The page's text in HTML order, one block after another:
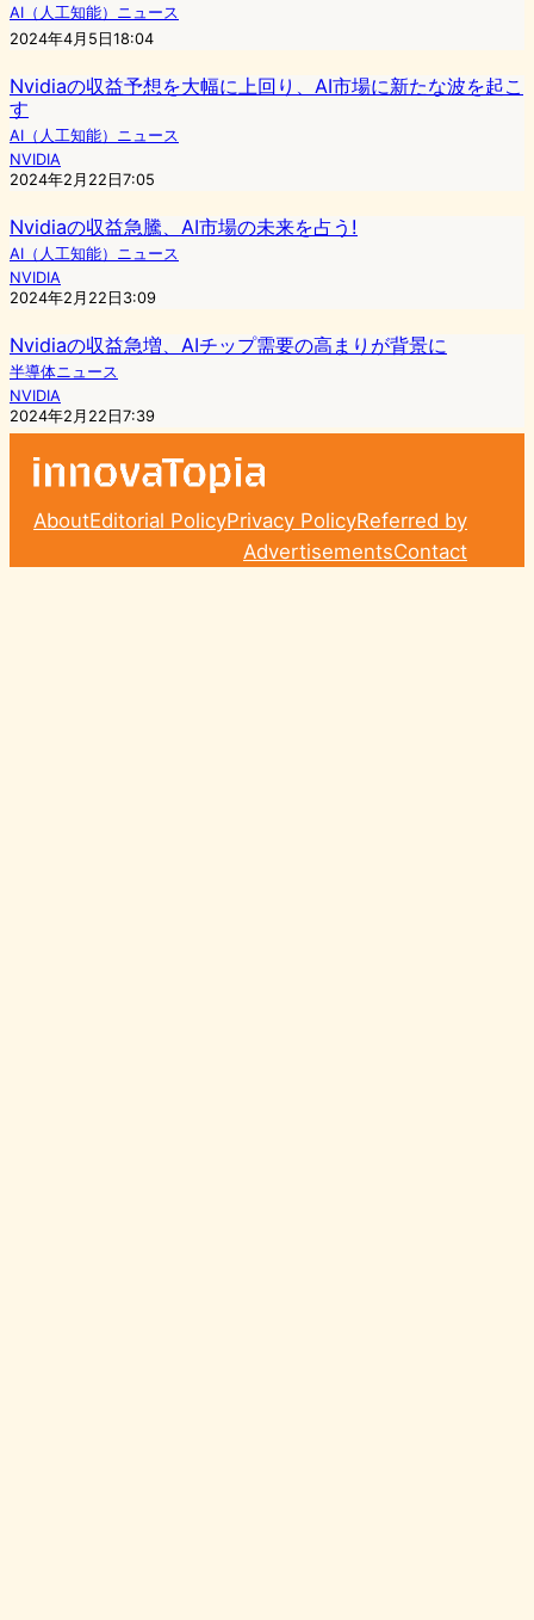
AI（人工知能）ニュース
2024年4月5日18:04
Nvidiaの収益予想を大幅に上回り、AI市場に新たな波を起こ
す
AI（人工知能）ニュース
NVIDIA
2024年2月22日7:05
Nvidiaの収益急騰、AI市場の未来を占う!
AI（人工知能）ニュース
NVIDIA
2024年2月22日3:09
Nvidiaの収益急増、AIチップ需要の高まりが背景に
半導体ニュース
NVIDIA
2024年2月22日7:39
AboutEditorial PolicyPrivacy PolicyReferred by
AdvertisementsContact